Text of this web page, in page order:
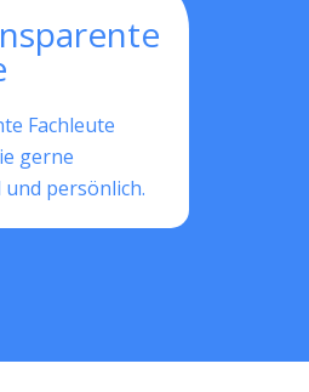
Fachleute
gerne
persönlich.